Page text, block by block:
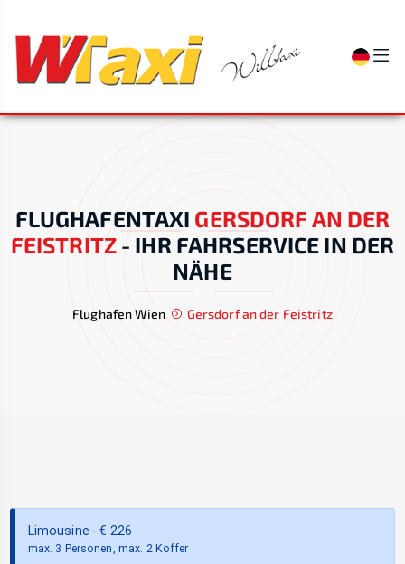
FLUGHAFENTAXI GERSDORF AN DER
FEISTRITZ- IHR FAHRSERVICE IN DER
NÄHE
Flughafen Wien Gersdorf an der Feistritz
Limousine - € 226
max. 3 Personen, max. 2 Koffer